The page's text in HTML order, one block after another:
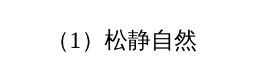
（1）松静自然